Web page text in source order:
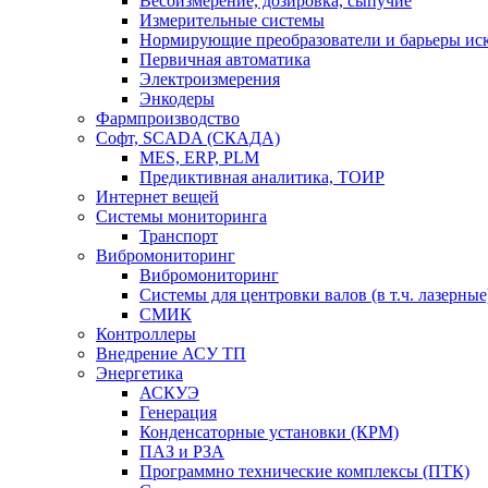
Измерительные системы
Нормирующие преобразователи и барьеры
Первичная автоматика
Электроизмерения
Энкодеры
Фармпроизводство
Софт, SCADA (СКАДА)
MES, ERP, PLM
Предиктивная аналитика, ТОИР
Интернет вещей
Системы мониторинга
Транспорт
Вибромониторинг
Вибромониторинг
Системы для центровки валов (в т.ч.
СМИК
Контроллеры
Внедрение АСУ ТП
Энергетика
АСКУЭ
Генерация
Конденсаторные установки (КРМ)
ПАЗ и РЗА
Программно технические комплексы (ПТК)